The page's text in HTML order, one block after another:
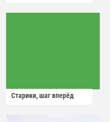
Старики, шаг вперёд